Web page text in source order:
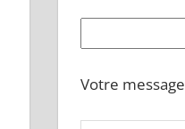
Votre message